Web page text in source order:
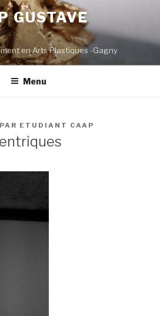
GUSTAVE
en Arts Plastiques -Gagny
Menu
PAR ETUDIANT CAAP